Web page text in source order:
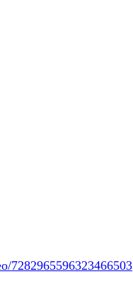
7282965596323466503